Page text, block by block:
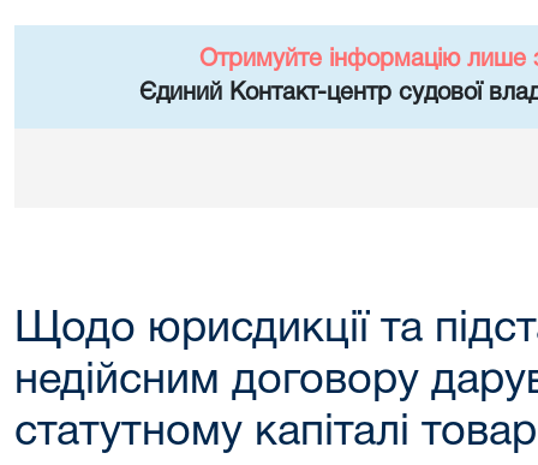
Отримуйте інформацію лише
Єдиний Контакт-центр судової
Щодо юрисдикції та
недійсним договору
статутному капіталі